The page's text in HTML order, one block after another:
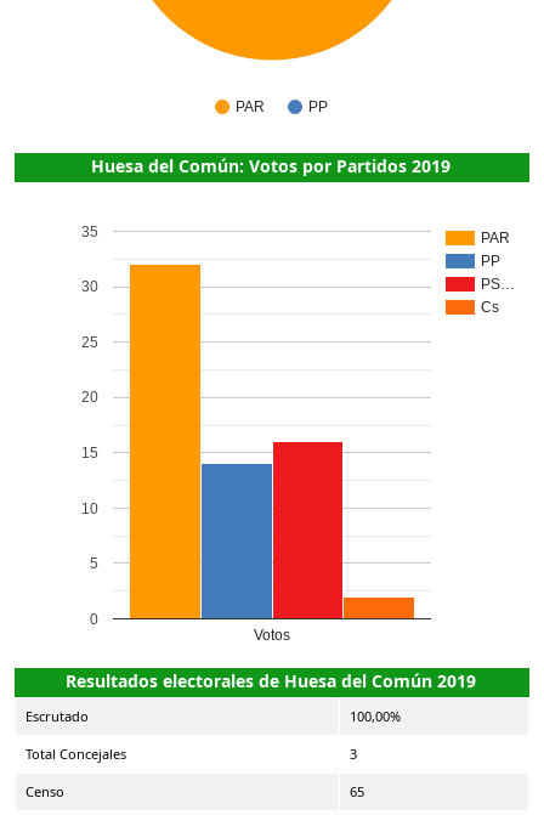
PAR PP
Huesa del Común: Votos por Partidos 2019
PAR
PP
PS…
Cs
Votos
0
5
10
15
20
25
30
35
Resultados electorales de Huesa del Común 2019
Escrutado 100,00%
Total Concejales 3
Censo 65